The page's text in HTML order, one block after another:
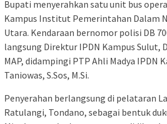
Bupati menyerahkan satu unit bus
Kampus Institut Pemerintahan Dalam
Utara. Kendaraan bernomor polisi DB
langsung Direktur IPDN Kampus Sulut,
MAP, didampingi PTP Ahli Madya IPDN
Taniowas, S.Sos, M.Si.
Penyerahan berlangsung di pelataran
Ratulangi, Tondano, sebagai bentuk